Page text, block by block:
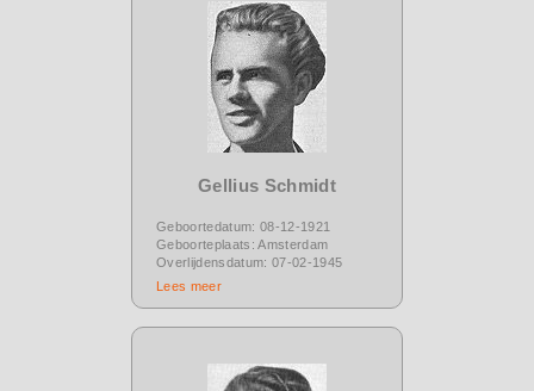
Gellius Schmidt
Geboortedatum: 08-12-1921
Geboorteplaats: Amsterdam
Overlijdensdatum: 07-02-1945
Lees meer